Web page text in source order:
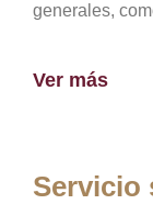
generales,
Ver más
Servicio